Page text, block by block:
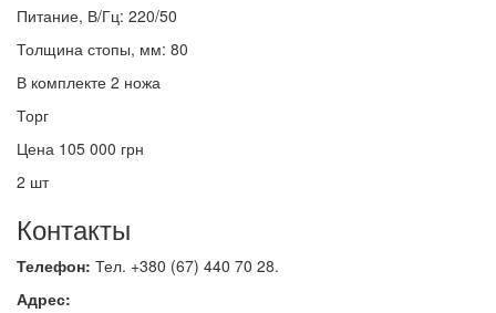
Питание, В/Гц: 220/50
Толщина стопы, мм: 80
В комплекте 2 ножа
Торг
Цена 105 000 грн
2 шт
Контакты
Телефон: Тел. +380 (67) 440 70 28.
Адрес: